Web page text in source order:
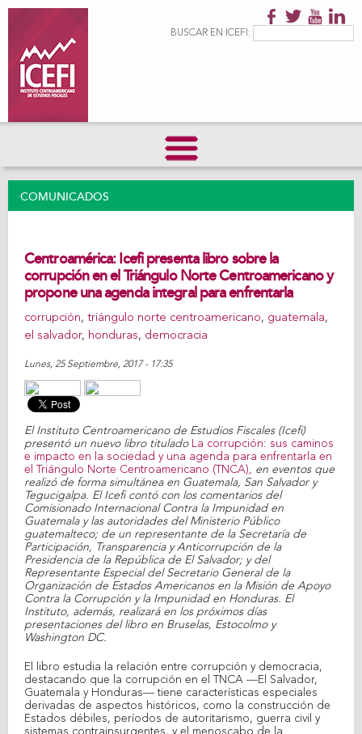
principalFormulario de
BUSCAR EN ICEFI:
COMUNICADOS
Centroamérica: Icefi presenta libro sobre la
corrupción en el Triángulo Norte Centroamericano y
propone una agenda integral para enfrentarla
corrupción, triángulo norte centroamericano, guatemala,
el salvador, honduras, democracia
Lunes, 25 Septiembre, 2017 - 17:35
El Instituto Centroamericano de Estudios Fiscales (Icefi)
presentó un nuevo libro titulado La corrupción: sus caminos
e impacto en la sociedad y una agenda para enfrentarla en
el Triángulo Norte Centroamericano (TNCA), en eventos que
realizó de forma simultánea en Guatemala, San Salvador y
Tegucigalpa. El Icefi contó con los comentarios del
Comisionado Internacional Contra la Impunidad en
Guatemala y las autoridades del Ministerio Público
guatemalteco; de un representante de la Secretaría de
Participación, Transparencia y Anticorrupción de la
Presidencia de la República de El Salvador; y del
Representante Especial del Secretario General de la
Organización de Estados Americanos en la Misión de Apoyo
Contra la Corrupción y la Impunidad en Honduras. El
Instituto, además, realizará en los próximos días
presentaciones del libro en Bruselas, Estocolmo y
Washington DC.
El libro estudia la relación entre corrupción y democracia,
destacando que la corrupción en el TNCA ―El Salvador,
Guatemala y Honduras― tiene características especiales
derivadas de aspectos históricos, como la construcción de
Estados débiles, períodos de autoritarismo, guerra civil y
sistemas contrainsurgentes, y el menoscabo de la